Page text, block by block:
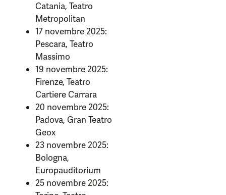
Catania, Teatro
Metropolitan
17 novembre 2025:
Pescara, Teatro
Massimo
19 novembre 2025:
Firenze, Teatro
Cartiere Carrara
20 novembre 2025:
Padova, Gran Teatro
Geox
23 novembre 2025:
Bologna,
Europauditorium
25 novembre 2025: